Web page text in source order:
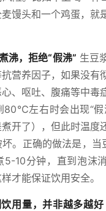
馒头和一个鸡蛋，就
沸，拒绝“假沸” 生豆
营养因子，如果没有
、呕吐、腹痛等中毒
80℃左右时会出现“假
开了），但此时温度
。正确的做法是，当
5-10分钟，直到泡沫
才能保证饮用安全。
用量，并非越多越好